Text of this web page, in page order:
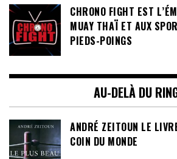
CHRONO FIGHT EST
MUAY THAÏ ET AUX
AU-DELÀ DU
ANDRÉ ZEITOUN LE